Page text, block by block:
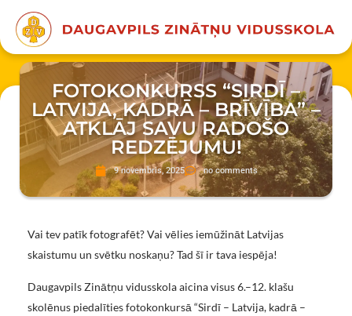
FOTOKONKURSS “SIRDĪ –
LATVIJA, KADRĀ – BRĪVĪBA” –
ATKLĀJ SAVU RADOŠO
REDZĒJUMU!
9 novembris, 2025 no comments
Vai tev patīk fotografēt? Vai vēlies iemūžināt Latvijas
skaistumu un svētku noskaņu? Tad šī ir tava iespēja!
Daugavpils Zinātņu vidusskola aicina visus 6.–12. klašu
skolēnus piedalīties fotokonkursā “Sirdī – Latvija, kadrā –